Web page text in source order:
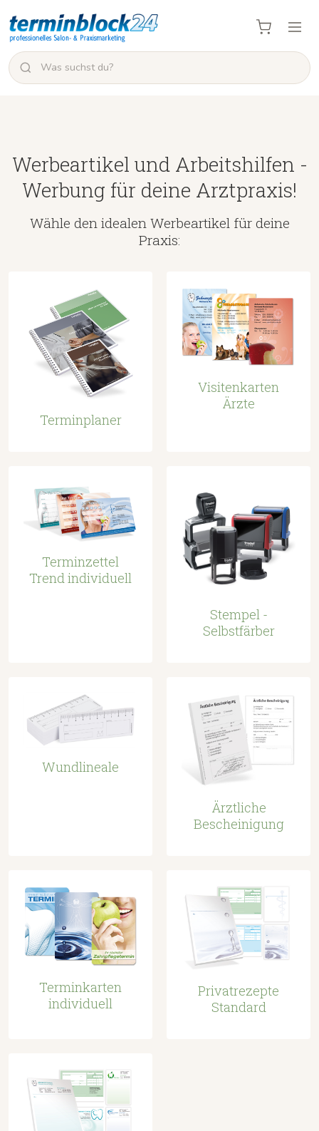
Werbeartikel und Arbeitshilfen -
Werbung für deine Arztpraxis!
Wähle den idealen Werbeartikel für deine
Praxis:
Terminplaner
Visitenkarten
Ärzte
Terminzettel
Trend individuell
Stempel -
Selbstfärber
Wundlineale
Ärztliche
Bescheinigung
Terminkarten
individuell
Privatrezepte
Standard